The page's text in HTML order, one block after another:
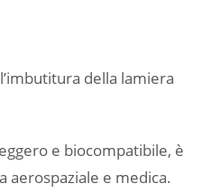
della lamiera
e biocompatibile, è
aerospaziale e medica.